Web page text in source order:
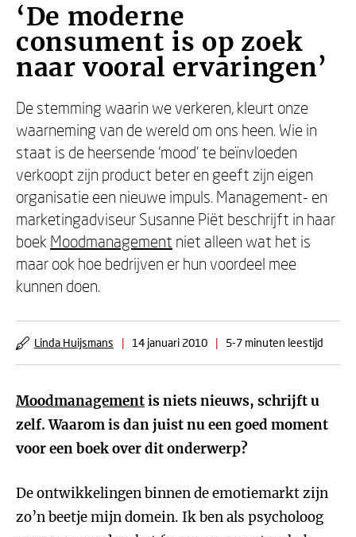
‘De moderne
consument is op zoek
naar vooral ervaringen’
De stemming waarin we verkeren, kleurt onze
waarneming van de wereld om ons heen. Wie in
staat is de heersende ‘mood’ te beïnvloeden
verkoopt zijn product beter en geeft zijn eigen
organisatie een nieuwe impuls. Management- en
marketingadviseur Susanne Piët beschrijft in haar
boek Moodmanagement niet alleen wat het is
maar ook hoe bedrijven er hun voordeel mee
kunnen doen.
Linda Huijsmans | 14 januari 2010 | 5-7 minuten leestijd
Moodmanagementis niets nieuws, schrijft u
zelf. Waarom is dan juist nu een goed moment
voor een boek over dit onderwerp?
De ontwikkelingen binnen de emotiemarkt zijn
zo’n beetje mijn domein. Ik ben als psycholoog